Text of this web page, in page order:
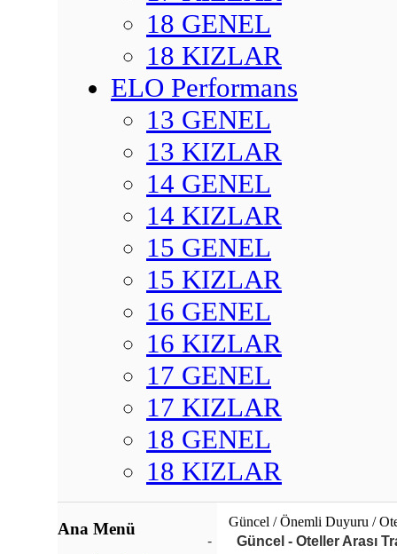
18 GENEL
18 KIZLAR
ELO Performans
13 GENEL
13 KIZLAR
14 GENEL
14 KIZLAR
15 GENEL
15 KIZLAR
16 GENEL
16 KIZLAR
17 GENEL
17 KIZLAR
18 GENEL
18 KIZLAR
Ana Menü
Güncel / Önemli Duyuru /
-
Güncel - Oteller Arası